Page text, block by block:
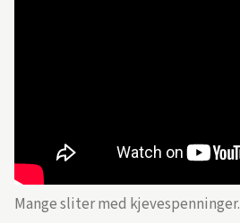
Mange sliter med kjevespenninger.